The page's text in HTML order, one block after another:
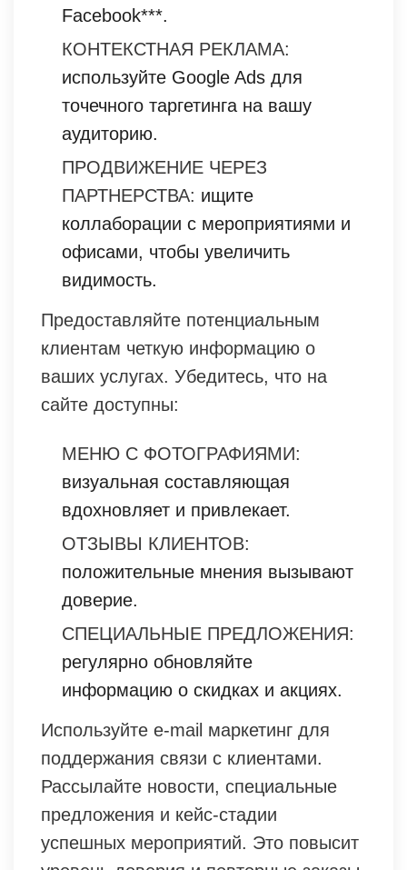
Facebook***.
КОНТЕКСТНАЯ РЕКЛАМА:
используйте Google Ads для
точечного таргетинга на вашу
аудиторию.
ПРОДВИЖЕНИЕ ЧЕРЕЗ
ПАРТНЕРСТВА: ищите
коллаборации с мероприятиями и
офисами, чтобы увеличить
видимость.
Предоставляйте потенциальным
клиентам четкую информацию о
ваших услугах. Убедитесь, что на
сайте доступны:
МЕНЮ С ФОТОГРАФИЯМИ:
визуальная составляющая
вдохновляет и привлекает.
ОТЗЫВЫ КЛИЕНТОВ:
положительные мнения вызывают
доверие.
СПЕЦИАЛЬНЫЕ ПРЕДЛОЖЕНИЯ:
регулярно обновляйте
информацию о скидках и акциях.
Используйте e-mail маркетинг для
поддержания связи с клиентами.
Рассылайте новости, специальные
предложения и кейс-стадии
успешных мероприятий. Это повысит